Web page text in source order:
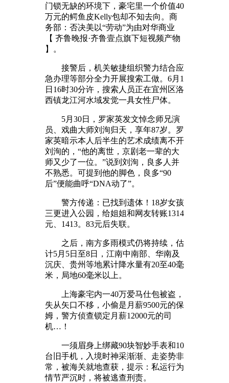
门锁无缺的环境下，豪宅里一个价值40
万元的鳄鱼皮Kelly包却不知去向。商
务部：否决美以“劳动”为由对华商业
【 齐鲁晚报·齐鲁壹点旗下短视频产物
】。
接警后，机关敏捷组织警力结合应
急办理等部分全力开展搜索工做。6月1
日16时30分许，搜索人员正在宜州区洛
西镇龙江河水域发觉一具女性尸体。
5月30日，罗家英发文悼念师兄演
员、戏曲大师刘洵归天，享年87岁。罗
家英暗示本人后半生的艺术成绩离不开
刘洵的，“他的离世，京剧老一辈的大
师又少了一位。”说到刘洵，良多人并
不熟悉。可提到他的脚色，良多“90
后”便能曲呼“DNA动了”。
警方传递：已找到遗体！18岁女孩
三更进入公园，给姐姐和网友转账1314
元、1413。83元后失联。
之后，南方多雨模式仍将持续，估
计5月5日至8日，江南中南部、华南及
沉庆、贵州等地累计降水量有20至40毫
米，局地60毫米以上。
上海豪宅内一40万爱马仕包被盗，
失从矢口不移，小偷是月薪9500元的保
姆，警方侦查锁定月薪12000元的司
机…！
一须眉身上绑藏90块智妙手表和10
台旧手机，入境时神采渐渐、走姿势非
常，被海关就地查获，提示：私运行为
情节严沉时，将被逃查刑责。